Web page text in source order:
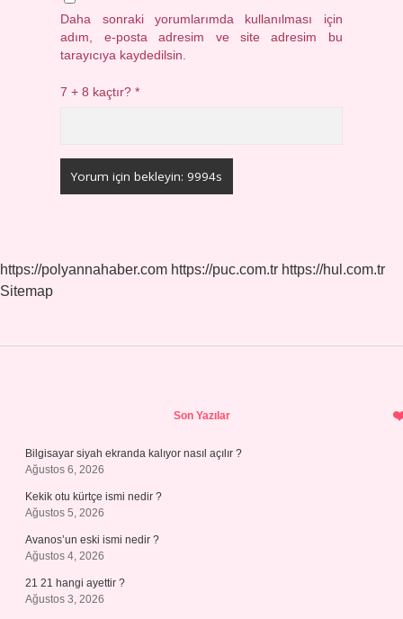
Daha sonraki yorumlarımda kullanılması için
adım, e-posta adresim ve site adresim bu
tarayıcıya kaydedilsin.
7 + 8 kaçtır?*
https://polyannahaber.com https://puc.com.tr https://hul.com.tr
Sitemap
Son Yazılar
Bilgisayar siyah ekranda kalıyor nasıl açılır ?
Ağustos 6, 2026
Kekik otu kürtçe ismi nedir ?
Ağustos 5, 2026
Avanos’un eski ismi nedir ?
Ağustos 4, 2026
21 21 hangi ayettir ?
Ağustos 3, 2026